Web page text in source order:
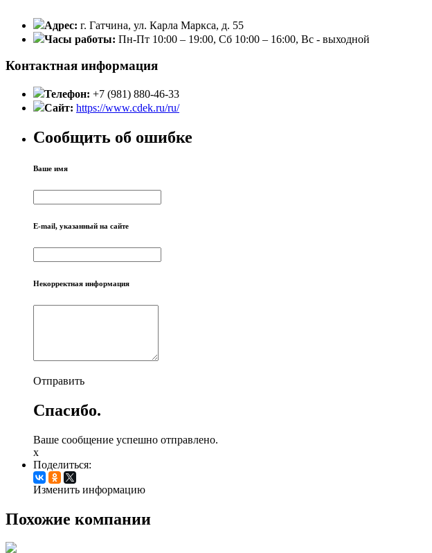
Адрес: г. Гатчина, ул. Карла Маркса, д. 55
Часы работы: Пн-Пт 10:00 – 19:00, Сб 10:00 – 16:00, Вс - выходной
Контактная информация
Телефон: +7 (981) 880-46-33
Сайт: https://www.cdek.ru/ru/
Сообщить об ошибке
Ваше имя
E-mail, указанный на сайте
Некорректная информация
Отправить
Спасибо.
Ваше сообщение успешно отправлено.
x
Поделиться:
Изменить информацию
Похожие компании